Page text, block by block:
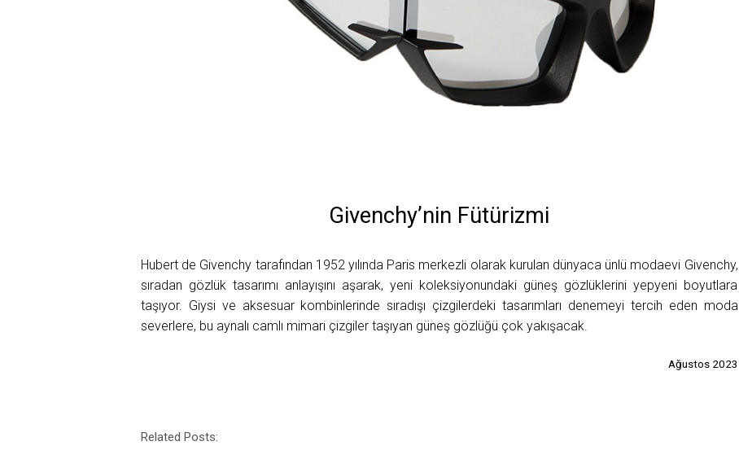
Givenchy’nin Fütürizmi
Hubert de Givenchy tarafından 1952 yılında Paris merkezli olarak kurulan dünyaca ünlü modaevi Givenchy,
sıradan gözlük tasarımı anlayışını aşarak, yeni koleksiyonundaki güneş gözlüklerini yepyeni boyutlara
taşıyor. Giysi ve aksesuar kombinlerinde sıradışı çizgilerdeki tasarımları denemeyi tercih eden moda
severlere, bu aynalı camlı mimari çizgiler taşıyan güneş gözlüğü çok yakışacak.
Ağustos 2023
Related Posts: